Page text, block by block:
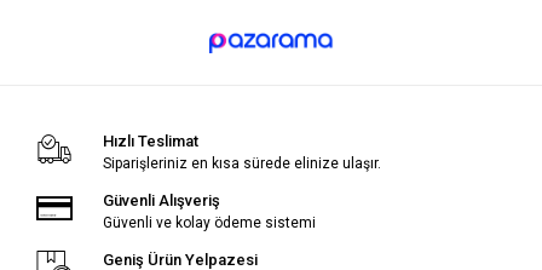
Hızlı Teslimat
Siparişleriniz en kısa sürede elinize ulaşır.
Güvenli Alışveriş
Güvenli ve kolay ödeme sistemi
Geniş Ürün Yelpazesi